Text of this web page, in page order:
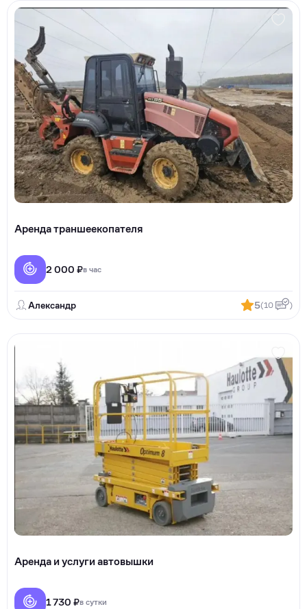
Аренда траншеекопателя
2 000 ₽в час
Александр 5(10 )
Аренда и услуги автовышки
1 730 ₽в сутки